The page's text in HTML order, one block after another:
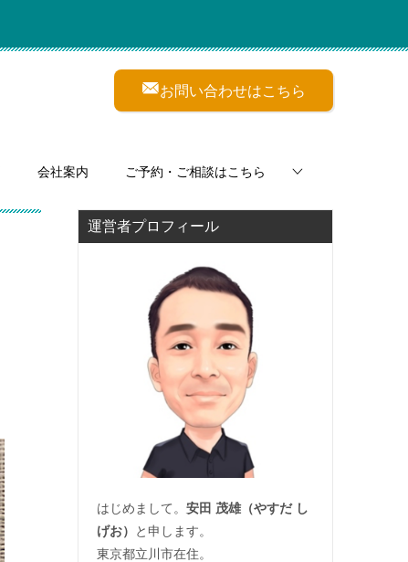
お問い合わせはこちら
会社案内 ご予約・ご相談はこちら
運営者プロフィール
はじめまして。 安田 茂雄（やすだ し
げお）
と申します。
東京都立川市在住。